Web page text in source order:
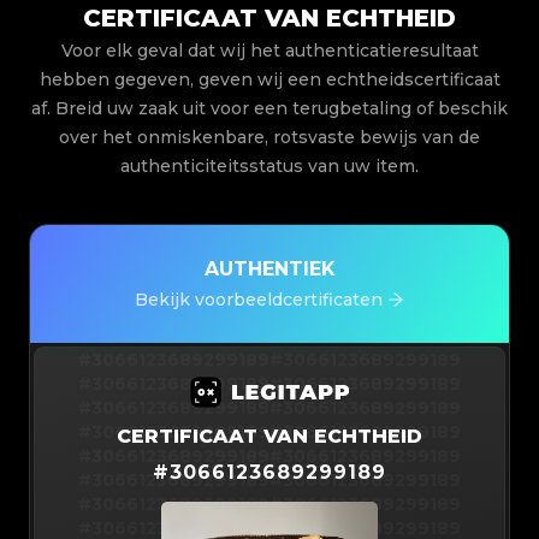
CERTIFICAAT VAN ECHTHEID
Voor elk geval dat wij het authenticatieresultaat
hebben gegeven, geven wij een echtheidscertificaat
af. Breid uw zaak uit voor een terugbetaling of beschik
over het onmiskenbare, rotsvaste bewijs van de
authenticiteitsstatus van uw item.
AUTHENTIEK
Bekijk voorbeeldcertificaten
#3066123689299189#3066123689299189
#3066123689299189#3066123689299189
#3066123689299189#3066123689299189
#3066123689299189#3066123689299189
#3066123689299189#3066123689299189
CERTIFICAAT VAN ECHTHEID
#3066123689299189